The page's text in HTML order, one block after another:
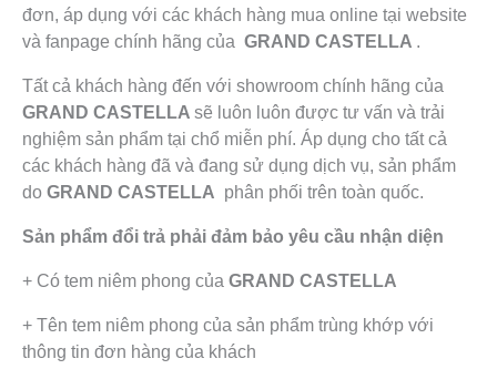
đơn, áp dụng với các khách hàng mua online tại website
và fanpage chính hãng của GRAND CASTELLA .
Tất cả khách hàng đến với showroom chính hãng của
GRAND CASTELLA sẽ luôn luôn được tư vấn và trải
nghiệm sản phẩm tại chổ miễn phí. Áp dụng cho tất cả
các khách hàng đã và đang sử dụng dịch vụ, sản phẩm
do GRAND CASTELLA phân phối trên toàn quốc.
Sản phẩm đổi trả phải đảm bảo yêu cầu nhận diện
+ Có tem niêm phong của GRAND CASTELLA
+ Tên tem niêm phong của sản phẩm trùng khớp với
thông tin đơn hàng của khách